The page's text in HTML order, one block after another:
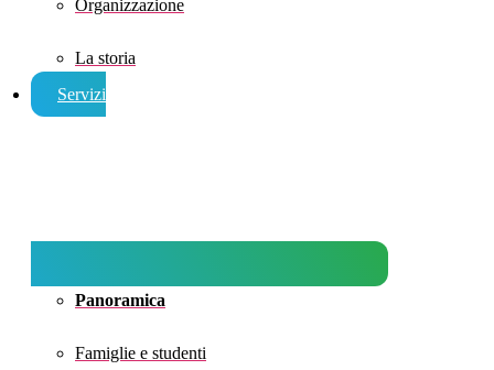
Organizzazione
La storia
Servizi
Panoramica
Famiglie e studenti